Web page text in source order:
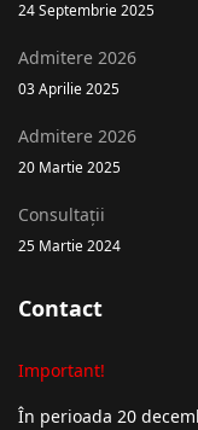
24 Septembrie 2025
Admitere 2026
03 Aprilie 2025
Admitere 2026
20 Martie 2025
Consultații
25 Martie 2024
Contact
Important!
În perioada 20